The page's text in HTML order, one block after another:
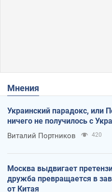
Мнения
Украинский парадокс, или
ничего не получилось с
Виталий Портников 420
Москва выдвигает
дружба превращается в
от Китая